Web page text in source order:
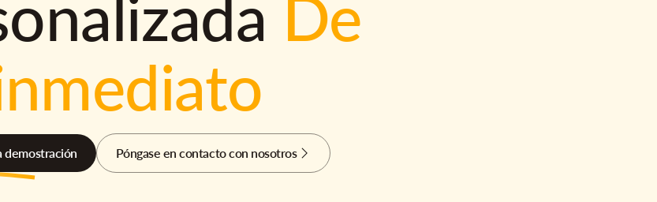
De
demostración Póngase en contacto con nosotros